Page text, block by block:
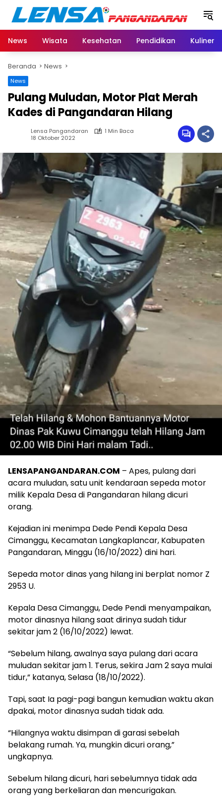
Langsung
konten
News
Wisata Kesehatan Pendidikan Kuliner
Beranda News
News
Pulang Muludan, Motor Plat Merah
Kades di Pangandaran Hilang
Lensa Pangandaran
1 Min Baca
18 Oktober 2022
LENSAPANGANDARAN.COM – Apes, pulang dari
acara muludan, satu unit kendaraan sepeda motor
milik Kepala Desa di Pangandaran hilang dicuri
orang.
Kejadian ini menimpa Dede Pendi Kepala Desa
Cimanggu, Kecamatan Langkaplancar, Kabupaten
Pangandaran, Minggu (16/10/2022) dini hari.
Sepeda motor dinas yang hilang ini berplat nomor Z
2953 U.
Kepala Desa Cimanggu, Dede Pendi menyampaikan,
motor dinasnya hilang saat dirinya sudah tidur
sekitar jam 2 (16/10/2022) lewat.
“Sebelum hilang, awalnya saya pulang dari acara
muludan sekitar jam 1. Terus, sekira Jam 2 saya mulai
tidur,” katanya, Selasa (18/10/2022).
Tapi, saat Ia pagi-pagi bangun kemudian waktu akan
dpakai, motor dinasnya sudah tidak ada.
“Hilangnya waktu disimpan di garasi sebelah
belakang rumah. Ya, mungkin dicuri orang,”
ungkapnya.
Sebelum hilang dicuri, hari sebelumnya tidak ada
orang yang berkeliaran dan mencurigakan.